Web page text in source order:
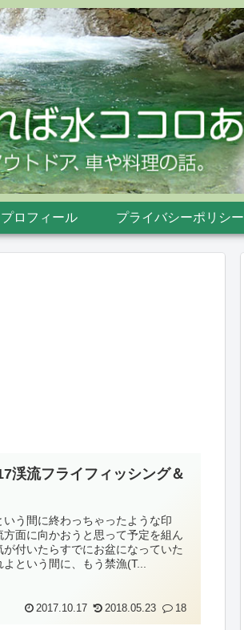
プロフィール プライバシーポリシー
渓流フライフィッシング＆
う間に終わっちゃったような印
面に向かおうと思って予定を組ん
付いたらすでにお盆になっていた
という間に、もう禁漁(T...
2017.10.17 2018.05.23 18